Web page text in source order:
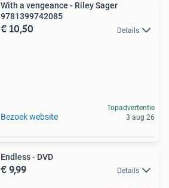
With a vengeance - Riley Sager
9781399742085
€ 10,50 Details
Bezoek website
Topadvertentie
3 aug 26
Endless - DVD
€ 9,99 Details